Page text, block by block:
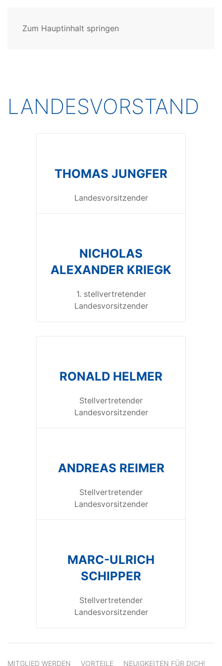
Zum Hauptinhalt springen
LANDESVORSTAND
THOMAS JUNGFER
Landesvorsitzender
NICHOLAS
ALEXANDER KRIEGK
1. stellvertretender
Landesvorsitzender
RONALD HELMER
Stellvertretender
Landesvorsitzender
ANDREAS REIMER
Stellvertretender
Landesvorsitzender
MARC-ULRICH
SCHIPPER
Stellvertretender
Landesvorsitzender
MITGLIED WERDEN VORTEILE NEUIGKEITEN FÜR DICH!